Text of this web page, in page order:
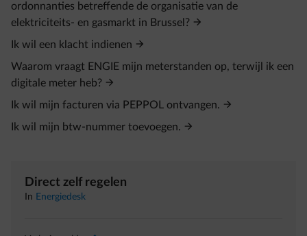
ordonnanties betreffende de organisatie van de
elektriciteits- en gasmarkt in Brussel?
Ik wil een klacht indienen
Waarom vraagt ENGIE mijn meterstanden op, terwijl ik een
digitale meter heb?
Ik wil mijn facturen via PEPPOL ontvangen.
Ik wil mijn btw‑nummer toevoegen.
Direct zelf regelen
In Energiedesk